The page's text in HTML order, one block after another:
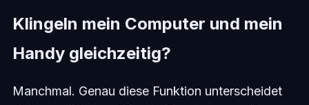
Klingeln mein Computer und mein
Handy gleichzeitig?
Manchmal. Genau diese Funktion unterscheidet